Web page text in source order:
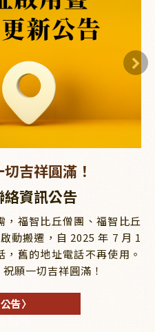
吉祥圓滿！
資訊公告
，福智比丘僧團、福智比丘
動搬遷，自 2025 年 7 月 1
舊的地址電話不再使用。
願一切吉祥圓滿！
告〉